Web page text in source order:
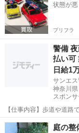
状態が
プリフラ
警備
払い可
日給1
サンエ
神奈川県
スポン
【仕事内容】歩道や道路
用される車両や歩行者の
導してください。 勤務
アルバイト・パート
庭の整